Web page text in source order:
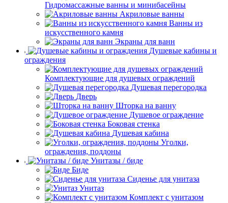
Гидромассажные ванны и минибасейны
Акриловые ванны
Ванны из
искусственного камня
Экраны для ванн
Душевые кабины и
ограждения
Комплектующие для душевых ограждений
Душевая перегородка
Дверь
Шторка на ванну
Душевое ограждение
Боковая стенка
Душевая кабина
Уголки,
ограждения, поддоны
Унитазы / биде
Биде
Сиденье для унитаза
Унитаз
Комплект с унитазом